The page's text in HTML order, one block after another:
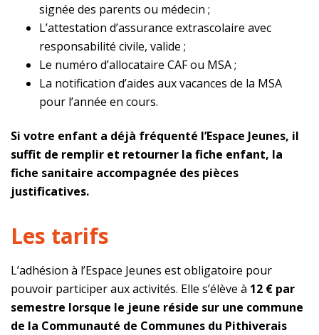
signée des parents ou médecin ;
L’attestation d’assurance extrascolaire avec
responsabilité civile, valide ;
Le numéro d’allocataire CAF ou MSA ;
La notification d’aides aux vacances de la MSA
pour l’année en cours.
Si votre enfant a déjà fréquenté l’Espace Jeunes, il
suffit de remplir et retourner la fiche enfant, la
fiche sanitaire accompagnée des pièces
justificatives.
Les tarifs
L’adhésion à l’Espace Jeunes est obligatoire pour
pouvoir participer aux activités. Elle s’élève à 12 € par
semestre lorsque le jeune réside sur une commune
de la Communauté de Communes du Pithiverais